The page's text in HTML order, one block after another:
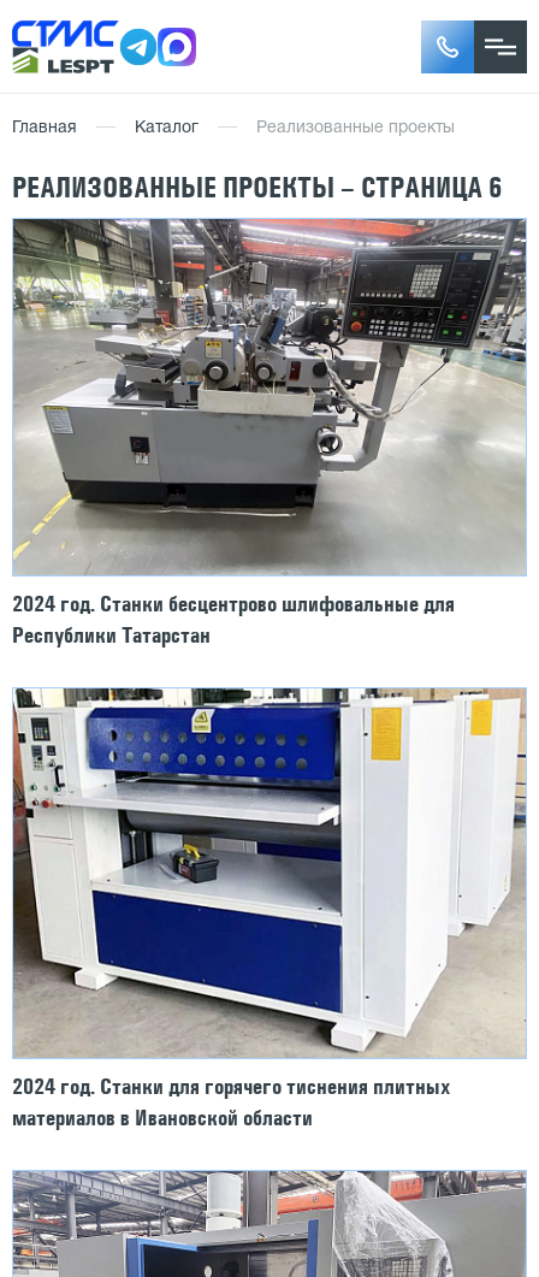
Главная Каталог Реализованные проекты
РЕАЛИЗОВАННЫЕ ПРОЕКТЫ – СТРАНИЦА 6
2024 год. Станки бесцентрово шлифовальные для
Республики Татарстан
2024 год. Станки для горячего тиснения плитных
материалов в Ивановской области